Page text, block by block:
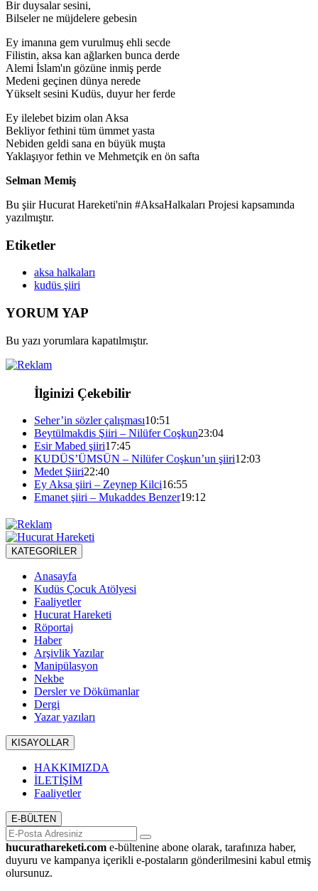
Bir duysalar sesini,
Bilseler ne müjdelere gebesin
Ey imanına gem vurulmuş ehli secde
Filistin, aksa kan ağlarken bunca derde
Alemi İslam'ın gözüne inmiş perde
Medeni geçinen dünya nerede
Yükselt sesini Kudüs, duyur her ferde
Ey ilelebet bizim olan Aksa
Bekliyor fethini tüm ümmet yasta
Nebiden geldi sana en büyük muşta
Yaklaşıyor fethin ve Mehmetçik en ön safta
Selman Memiş
Bu şiir Hucurat Hareketi'nin #AksaHalkaları Projesi kapsamında
yazılmıştır.
Etiketler
aksa halkaları
kudüs şiiri
YORUM YAP
Bu yazı yorumlara kapatılmıştır.
İlginizi Çekebilir
Seher’in sözler çalışması10:51
Beytülmakdis Şiiri – Nilüfer Coşkun23:04
Esir Mabed şiiri17:45
KUDÜS’ÜMSÜN – Nilüfer Coşkun’un şiiri12:03
Medet Şiiri22:40
Ey Aksa şiiri – Zeynep Kilci16:55
Emanet şiiri – Mukaddes Benzer19:12
KATEGORİLER
Anasayfa
Kudüs Çocuk Atölyesi
Faaliyetler
Hucurat Hareketi
Röportaj
Haber
Arşivlik Yazılar
Manipülasyon
Nekbe
Dersler ve Dökümanlar
Dergi
Yazar yazıları
KISAYOLLAR
HAKKIMIZDA
İLETİŞİM
Faaliyetler
E-BÜLTEN
hucurathareketi.com e-bültenine abone olarak, tarafınıza haber,
duyuru ve kampanya içerikli e-postaların gönderilmesini kabul etmiş
olursunuz.